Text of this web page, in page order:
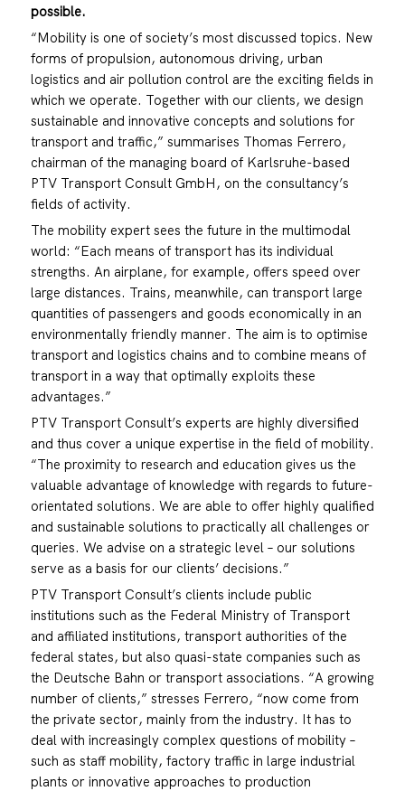
possible.
“Mobility is one of society’s most discussed topics. New
forms of propulsion, autonomous driving, urban
logistics and air pollution control are the exciting fields in
which we operate. Together with our clients, we design
sustainable and innovative concepts and solutions for
transport and traffic,” summarises Thomas Ferrero,
chairman of the managing board of Karlsruhe-based
PTV Transport Consult GmbH, on the consultancy’s
fields of activity.
The mobility expert sees the future in the multimodal
world: “Each means of transport has its individual
strengths. An airplane, for example, offers speed over
large distances. Trains, meanwhile, can transport large
quantities of passengers and goods economically in an
environmentally friendly manner. The aim is to optimise
transport and logistics chains and to combine means of
transport in a way that optimally exploits these
advantages.”
PTV Transport Consult’s experts are highly diversified
and thus cover a unique expertise in the field of mobility.
“The proximity to research and education gives us the
valuable advantage of knowledge with regards to future-
orientated solutions. We are able to offer highly qualified
and sustainable solutions to practically all challenges or
queries. We advise on a strategic level – our solutions
serve as a basis for our clients’ decisions.”
PTV Transport Consult’s clients include public
institutions such as the Federal Ministry of Transport
and affiliated institutions, transport authorities of the
federal states, but also quasi-state companies such as
the Deutsche Bahn or transport associations. “A growing
number of clients,” stresses Ferrero, “now come from
the private sector, mainly from the industry. It has to
deal with increasingly complex questions of mobility –
such as staff mobility, factory traffic in large industrial
plants or innovative approaches to production